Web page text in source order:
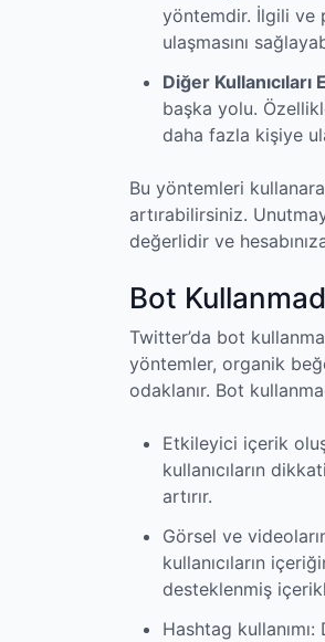
yöntemdir. İlgili ve
ulaşmasını
Diğer
başka yolu.
daha fazla kişiye
Bu yöntemleri
artırabilirsiniz.
değerlidir ve
Bot
Twitter’da bot
yöntemler, organik
odaklanır. Bot
Etkileyici içerik
kullanıcıların
artırır.
Görsel ve
kullanıcıların
desteklenmiş
Hashtag